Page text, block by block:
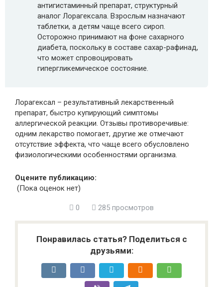
антигистаминный препарат, структурный
аналог Лорагексала. Взрослым назначают
таблетки, а детям чаще всего сироп.
Осторожно принимают на фоне сахарного
диабета, поскольку в составе сахар-рафинад,
что может спровоцировать
гипергликемическое состояние.
Лорагексал – результативный лекарственный
препарат, быстро купирующий симптомы
аллергической реакции. Отзывы противоречивые:
одним лекарство помогает, другие же отмечают
отсутствие эффекта, что чаще всего обусловлено
физиологическими особенностями организма.
Оцените публикацию:
(Пока оценок нет)
0 285 просмотров
Понравилась статья? Поделиться с
друзьями: